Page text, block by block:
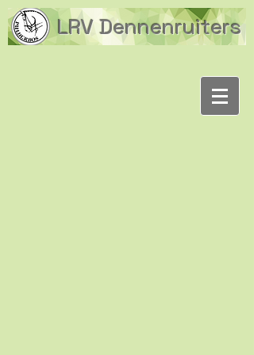
LRV Dennenruiters